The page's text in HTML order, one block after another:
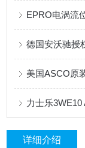
EPRO电涡流
德国安沃驰授
美国ASCO原
力士乐
详细介绍